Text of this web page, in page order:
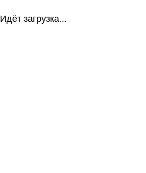
Идёт загрузка...